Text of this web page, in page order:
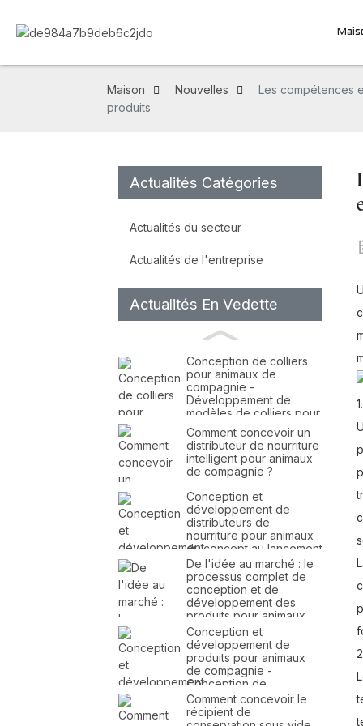
Maison Nouvelles
Les compétences
produits
Actualités Catégories
Actualités du secteur
Actualités de l'entreprise
Actualités En Vedette
Conception de colliers
pour animaux de
compagnie -
Développement de
modèles de colliers pour
animaux de compagnie -
Conception et fabrication
de colliers pour animaux
de compagnie
Comment concevoir un
distributeur de nourriture
intelligent pour animaux
de compagnie ?
Conception et
développement de
distributeurs de
nourriture pour animaux :
du concept au lancement
du produit
De l'idée au marché : le
processus complet de
conception et de
développement des
produits pour animaux
de compagnie
Conception et
développement de
produits pour animaux
de compagnie -
Conception de
distributeurs de
nourriture pour animaux -
Conception de
Comment concevoir le
récipient de
1.